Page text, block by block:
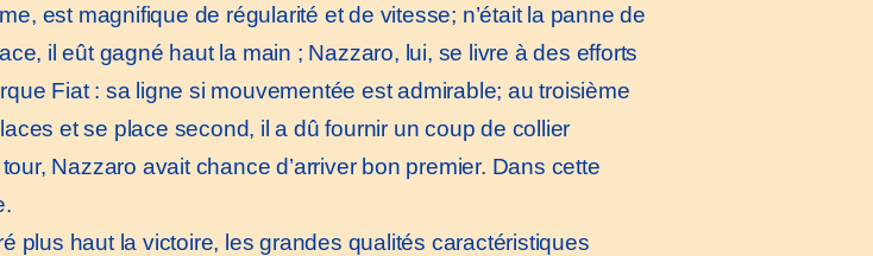
est magnifique de régularité et de vitesse; n’était la panne de
il eût gagné haut la main ; Nazzaro, lui, se livre à des efforts
Fiat : sa ligne si mouvementée est admirable; au troisième
et se place second, il a dû fournir un coup de collier
Nazzaro avait chance d’arriver bon premier. Dans cette
plus haut la victoire, les grandes qualités caractéristiques